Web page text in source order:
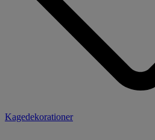
Kagedekorationer